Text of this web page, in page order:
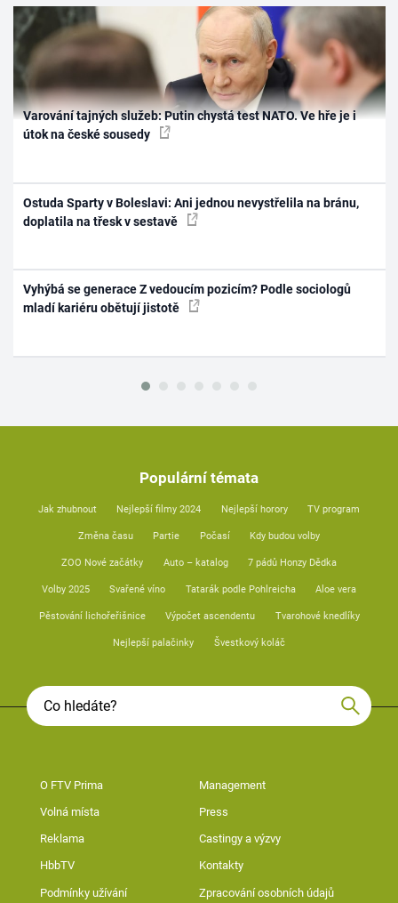
Varování tajných služeb: Putin chystá test NATO. Ve hře je i
útok na české sousedy
Ostuda Sparty v Boleslavi: Ani jednou nevystřelila na bránu,
doplatila na třesk v sestavě
Vyhýbá se generace Z vedoucím pozicím? Podle sociologů
mladí kariéru obětují jistotě
Populární témata
Jak zhubnout Nejlepší filmy 2024 Nejlepší horory TV program
Změna času Partie Počasí Kdy budou volby
ZOO Nové začátky Auto – katalog 7 pádů Honzy Dědka
Volby 2025 Svařené víno Tatarák podle Pohlreicha Aloe vera
Pěstování lichořeřišnice Výpočet ascendentu Tvarohové knedlíky
Nejlepší palačinky Švestkový koláč
O FTV Prima Management
Volná místa Press
Reklama Castingy a výzvy
HbbTV Kontakty
Podmínky užívání Zpracování osobních údajů